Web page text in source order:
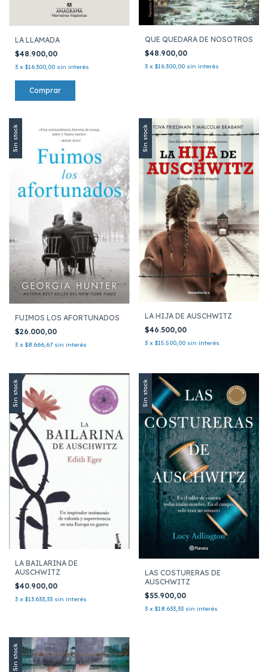
LA LLAMADA
$48.900,00
3 x $16.300,00 sin interés
QUE QUEDARA DE NOSOTROS
$48.900,00
3 x $16.300,00 sin interés
Sin stock
FUIMOS LOS AFORTUNADOS
$26.000,00
3 x $8.666,67 sin interés
Sin stock
LA HIJA DE AUSCHWITZ
$46.500,00
3 x $15.500,00 sin interés
Sin stock
LA BAILARINA DE
AUSCHWITZ
$40.900,00
3 x $13.633,33 sin interés
Sin stock
LAS COSTURERAS DE
AUSCHWITZ
$55.900,00
3 x $18.633,33 sin interés
Sin stock